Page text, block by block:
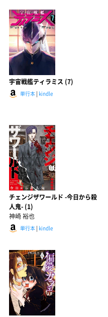
宇宙戦艦ティラミス (7)
単行本 | kindle
チェンジザワールド -今日から殺
人鬼- (1)
神崎 裕也
単行本 | kindle